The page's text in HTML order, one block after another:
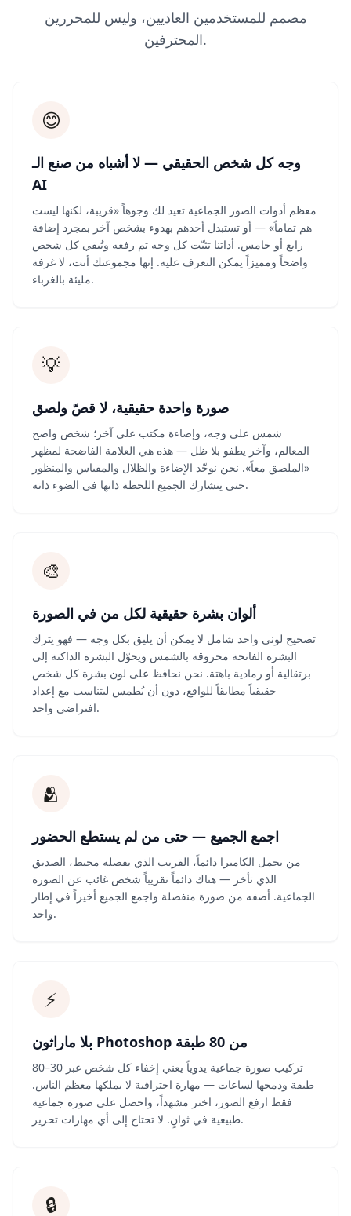
مصمم للمستخدمين العاديين، وليس للمحررين
المحترفين.
😊
وجه كل شخص الحقيقي — لا أشباه من صنع الـ
AI
معظم أدوات الصور الجماعية تعيد لك وجوهاً «قريبة، لكنها ليست
هم تماماً» — أو تستبدل أحدهم بهدوء بشخص آخر بمجرد إضافة
رابع أو خامس. أداتنا تثبّت كل وجه تم رفعه وتُبقي كل شخص
واضحاً ومميزاً يمكن التعرف عليه. إنها مجموعتك أنت، لا غرفة
مليئة بالغرباء.
💡
صورة واحدة حقيقية، لا قصّ ولصق
شمس على وجه، وإضاءة مكتب على آخر؛ شخص واضح
المعالم، وآخر يطفو بلا ظل — هذه هي العلامة الفاضحة لمظهر
«الملصق معاً». نحن نوحّد الإضاءة والظلال والمقياس والمنظور
حتى يتشارك الجميع اللحظة ذاتها في الضوء ذاته.
🎨
ألوان بشرة حقيقية لكل من في الصورة
تصحيح لوني واحد شامل لا يمكن أن يليق بكل وجه — فهو يترك
البشرة الفاتحة محروقة بالشمس ويحوّل البشرة الداكنة إلى
برتقالية أو رمادية باهتة. نحن نحافظ على لون بشرة كل شخص
حقيقياً مطابقاً للواقع، دون أن يُطمس ليتناسب مع إعداد
افتراضي واحد.
🫂
اجمع الجميع — حتى من لم يستطع الحضور
من يحمل الكاميرا دائماً، القريب الذي يفصله محيط، الصديق
الذي تأخر — هناك دائماً تقريباً شخص غائب عن الصورة
الجماعية. أضفه من صورة منفصلة واجمع الجميع أخيراً في إطار
واحد.
⚡
بلا ماراثون Photoshop من 80 طبقة
تركيب صورة جماعية يدوياً يعني إخفاء كل شخص عبر 30–80
طبقة ودمجها لساعات — مهارة احترافية لا يملكها معظم الناس.
فقط ارفع الصور، اختر مشهداً، واحصل على صورة جماعية
طبيعية في ثوانٍ. لا تحتاج إلى أي مهارات تحرير.
🔒